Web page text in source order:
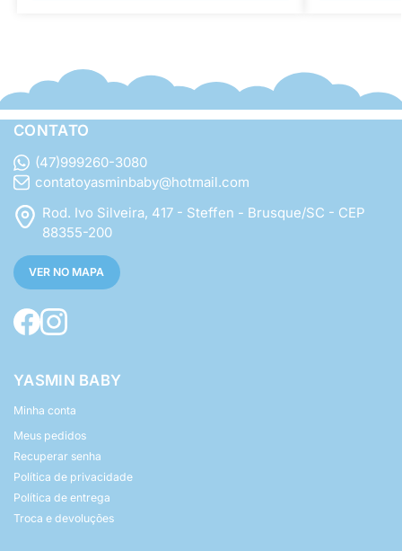
CONTATO
(47)999260-3080
contatoyasminbaby@hotmail.com
Rod. Ivo Silveira, 417 - Steffen - Brusque/SC - CEP
88355-200
VER NO MAPA
YASMIN BABY
Minha conta
Meus pedidos
Recuperar senha
Política de privacidade
Política de entrega
Troca e devoluções